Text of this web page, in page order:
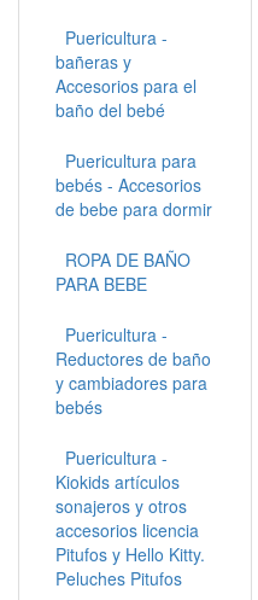
Puericultura -
bañeras y
Accesorios para el
baño del bebé
Puericultura para
bebés - Accesorios
de bebe para dormir
ROPA DE BAÑO
PARA BEBE
Puericultura -
Reductores de baño
y cambiadores para
bebés
Puericultura -
Kiokids artículos
sonajeros y otros
accesorios licencia
Pitufos y Hello Kitty.
Peluches Pitufos